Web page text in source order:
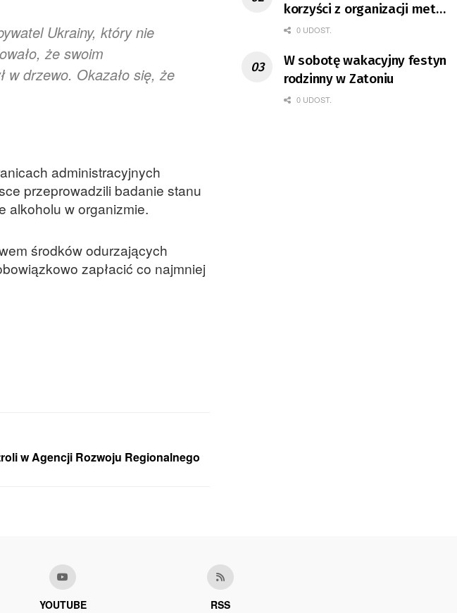
Ukrainy, który nie
że swoim
w drzewo. Okazało się, że
administracyjnych
przeprowadzili badanie stanu
alkoholu w organizmie.
środków odurzających
zapłacić co najmniej
w Agencji Rozwoju Regionalnego
korzyści z organizacji mety
Tour de Pologne
0 UDOST.
W sobotę wakacyjny festyn
rodzinny w Zatoniu
0 UDOST.
YOUTUBE RSS